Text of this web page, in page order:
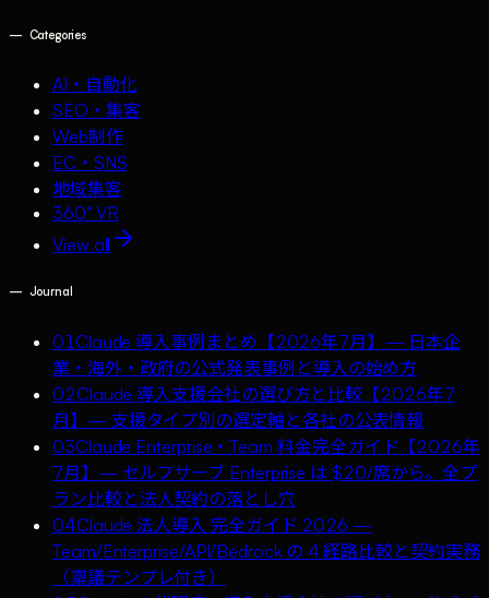
— Categories
AI・自動化
SEO・集客
Web制作
EC・SNS
地域集客
360° VR
View all
— Journal
01Claude 導入事例まとめ【2026年7月】— 日本企
業・海外・政府の公式発表事例と導入の始め方
02Claude 導入支援会社の選び方と比較【2026年7
月】— 支援タイプ別の選定軸と各社の公表情報
03Claude Enterprise・Team 料金完全ガイド【2026年
7月】— セルフサーブ Enterprise は $20/席から。全プ
ラン比較と法人契約の落とし穴
04Claude 法人導入 完全ガイド 2026 —
Team/Enterprise/API/Bedrock の 4 経路比較と契約実務
（稟議テンプレ付き）